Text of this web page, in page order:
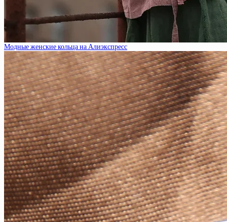
Модные женские кольца на Алиэкспресс